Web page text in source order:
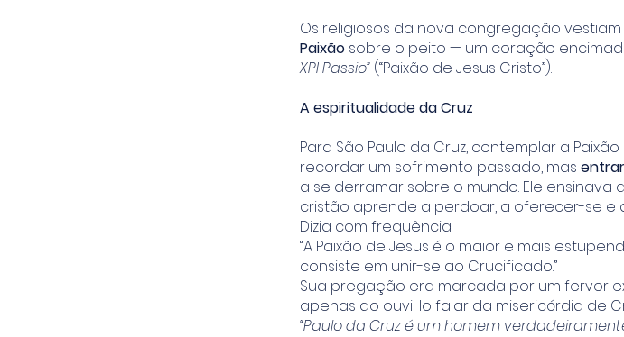
Os religiosos da nova congregação
Paixão sobre o peito — um coração
XPI Passio” (“Paixão de Jesus Cristo”).
A espiritualidade da Cruz
Para São Paulo da Cruz, contemplar a
recordar um sofrimento passado, mas
a se derramar sobre o mundo. Ele ensinava
cristão aprende a perdoar, a oferecer-se e
Dizia com frequência:
“A Paixão de Jesus é o maior e mais
consiste em unir-se ao Crucificado.”
Sua pregação era marcada por um fervor
apenas ao ouvi-lo falar da misericórdia de
“Paulo da Cruz é um homem